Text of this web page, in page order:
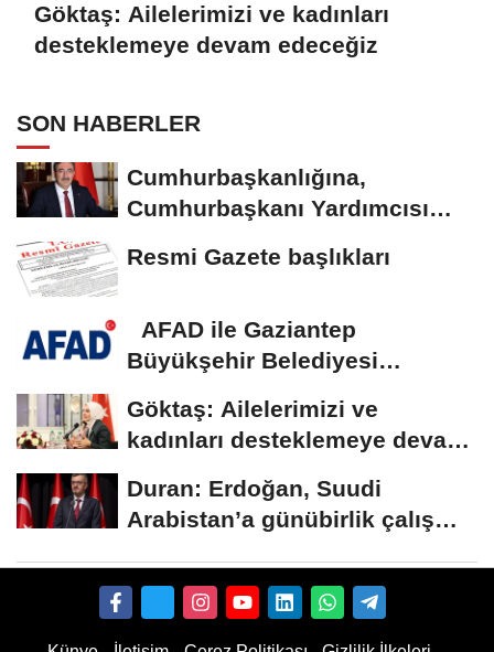
Göktaş: Ailelerimizi ve kadınları
desteklemeye devam edeceğiz
SON HABERLER
Cumhurbaşkanlığına,
Cumhurbaşkanı Yardımcısı
Resmi Gazete başlıkları
AFAD ile Gaziantep
Büyükşehir Belediyesi
Göktaş: Ailelerimizi ve
kadınları desteklemeye devam
Duran: Erdoğan, Suudi
Arabistan’a günübirlik çalışma